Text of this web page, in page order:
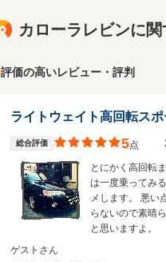
カローラレビンに
評価の高いレビュー・評判
ライトウェイト高回転ス
総合評価 5点
とにかく高回転
は一度乗ってみ
メします。 悪い
らないので素晴
と思いますよ。
ゲストさん